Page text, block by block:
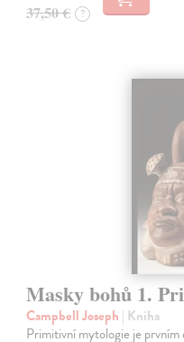
37,50 € ?
Masky bohů 1.
Campbell Joseph | Kniha
Primitivní mytologie je